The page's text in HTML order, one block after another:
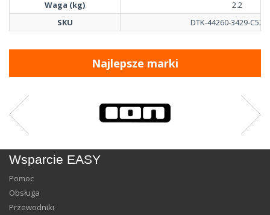
Waga (kg)
2.2
SKU
DTK-44260-3429-C52-
Najlepsze marki
Wsparcie EASY
Pomoc
Obsługa
Przewodniki